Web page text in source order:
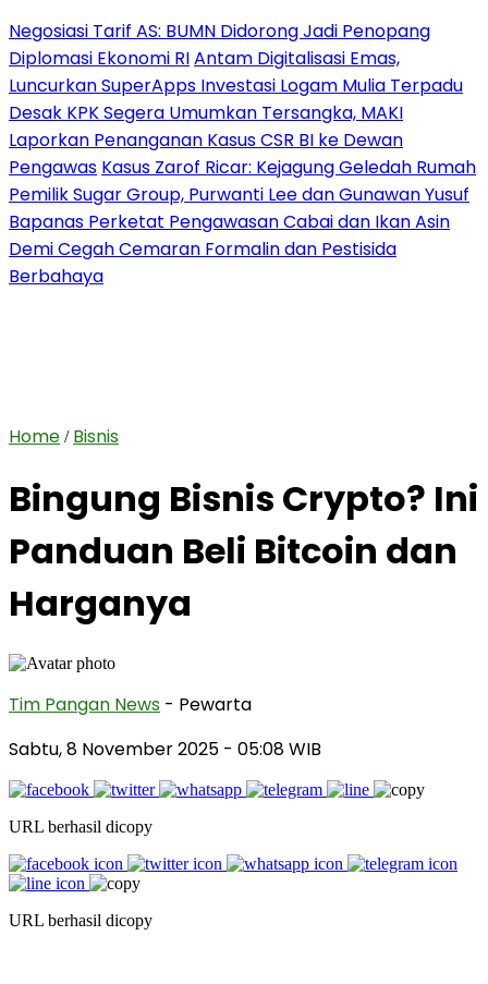
Negosiasi Tarif AS: BUMN Didorong Jadi Penopang
Diplomasi Ekonomi RIAntam Digitalisasi Emas,
Luncurkan SuperApps Investasi Logam Mulia Terpadu
Desak KPK Segera Umumkan Tersangka, MAKI
Laporkan Penanganan Kasus CSR BI ke Dewan
Pengawas Kasus Zarof Ricar: Kejagung Geledah Rumah
Pemilik Sugar Group, Purwanti Lee dan Gunawan Yusuf
Bapanas Perketat Pengawasan Cabai dan Ikan Asin
Demi Cegah Cemaran Formalin dan Pestisida
Berbahaya
Home / Bisnis
Bingung Bisnis Crypto? Ini
Panduan Beli Bitcoin dan
Harganya
Tim Pangan News - Pewarta
Sabtu, 8 November 2025 - 05:08 WIB
URL berhasil dicopy
URL berhasil dicopy